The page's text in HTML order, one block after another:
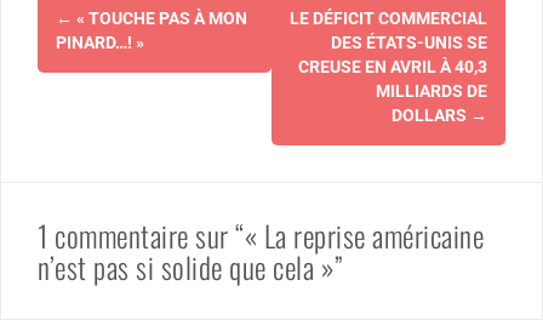
d'article
← « TOUCHE PAS À MON
PINARD…! »
LE DÉFICIT COMMERCIAL
DES ÉTATS-UNIS SE
CREUSE EN AVRIL À 40,3
MILLIARDS DE
DOLLARS →
1 commentaire sur “« La reprise américaine
n’est pas si solide que cela »”